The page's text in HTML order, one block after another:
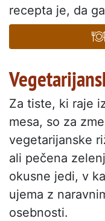
recepta je, da
Za tiste, ki raje
mesa, so za
vegetarijanske
ali pečena
okusne jedi, v
ujema z
osebnosti.